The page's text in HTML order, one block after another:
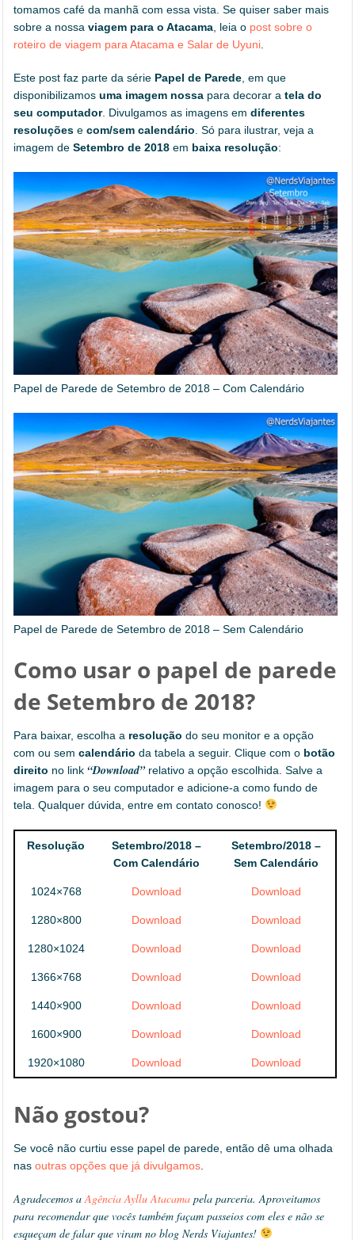
tomamos café da manhã com essa vista. Se quiser saber mais
sobre a nossaviagem para o Atacama, leia o post sobre o
roteiro de viagem para Atacama e Salar de Uyuni.
Este post faz parte da série Papel de Parede, em que
disponibilizamosuma imagem nossa para decorar atela do
seu computador. Divulgamos as imagens emdiferentes
resoluções ecom/sem calendário. Só para ilustrar, veja a
imagem de Setembro de 2018 em baixa resolução:
Papel de Parede de Setembro de 2018 – Com Calendário
Papel de Parede de Setembro de 2018 – Sem Calendário
Como usar o papel de parede
de Setembro de 2018?
Para baixar, escolha a resolução do seu monitor e a opção
com ou semcalendárioda tabela a seguir. Clique com o botão
direito no link“Download”relativo a opção escolhida. Salve a
imagem para o seu computador e adicione-a como fundo de
tela. Qualquer dúvida, entre em contato conosco!
Resolução
Setembro/2018 –
Com Calendário
Setembro/2018 –
Sem Calendário
1024×768 Download Download
1280×800 Download Download
1280×1024 Download Download
1366×768 Download Download
1440×900 Download Download
1600×900 Download Download
1920×1080 Download Download
Não gostou?
Se você não curtiu esse papel de parede, então dê uma olhada
nasoutras opções que já divulgamos
Agradecemos aAgência Ayllu Atacama pela parceria. Aproveitamos
para recomendar que vocês também façam passeios com eles e não se
esqueçam de falar que viram no blog Nerds Viajantes!